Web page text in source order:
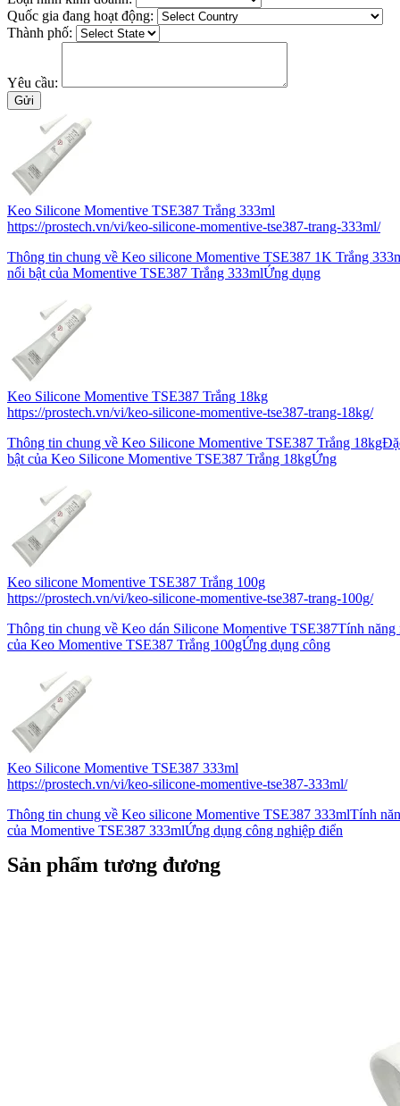
Quốc gia đang hoạt động:
Thành phố:
Yêu cầu:
Keo Silicone Momentive TSE387 Trắng 333ml
https://prostech.vn/vi/keo-silicone-momentive-tse387-trang-333ml/
Thông tin chung về Keo silicone Momentive TSE387 1K Trắng
nổi bật của Momentive TSE387 Trắng 333mlỨng dụng
Keo Silicone Momentive TSE387 Trắng 18kg
https://prostech.vn/vi/keo-silicone-momentive-tse387-trang-18kg/
Thông tin chung về Keo Silicone Momentive TSE387 Trắng
bật của Keo Silicone Momentive TSE387 Trắng 18kgỨng
Keo silicone Momentive TSE387 Trắng 100g
https://prostech.vn/vi/keo-silicone-momentive-tse387-trang-100g/
Thông tin chung về Keo dán Silicone Momentive TSE387Tính năng
của Keo Momentive TSE387 Trắng 100gỨng dụng công
Keo Silicone Momentive TSE387 333ml
https://prostech.vn/vi/keo-silicone-momentive-tse387-333ml/
Thông tin chung về Keo silicone Momentive TSE387 333mlTính
của Momentive TSE387 333mlỨng dụng công nghiệp điển
Sản phẩm tương đương